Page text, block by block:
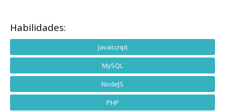
Habilidades:
Javascript
MySQL
NodeJS
PHP